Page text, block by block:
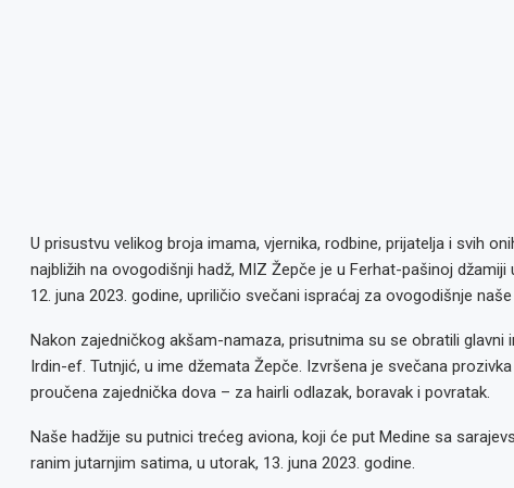
U prisustvu velikog broja imama, vjernika, rodbine, prijatelja i svih
najbližih na ovogodišnji hadž, MIZ Žepče je u Ferhat-pašinoj
12. juna 2023. godine, upriličio svečani ispraćaj za ovogodišnje
Nakon zajedničkog akšam-namaza, prisutnima su se obratili glavni
Irdin-ef. Tutnjić, u ime džemata Žepče. Izvršena je svečana
proučena zajednička dova – za hairli odlazak, boravak i povratak.
Naše hadžije su putnici trećeg aviona, koji će put Medine sa
ranim jutarnjim satima, u utorak, 13. juna 2023. godine.